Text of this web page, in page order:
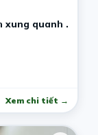
xung quanh .
Xem chi tiết →